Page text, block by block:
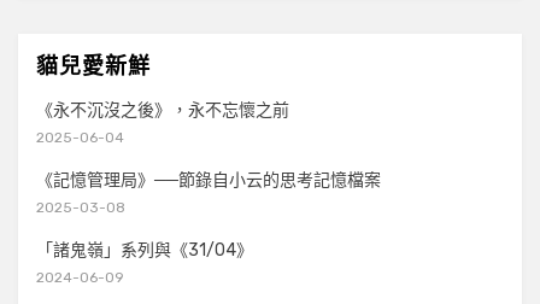
貓兒愛新鮮
《永不沉沒之後》，永不忘懷之前
2025-06-04
《記憶管理局》──節錄自小云的思考記憶檔案
2025-03-08
「諸鬼嶺」系列與《31/04》
2024-06-09